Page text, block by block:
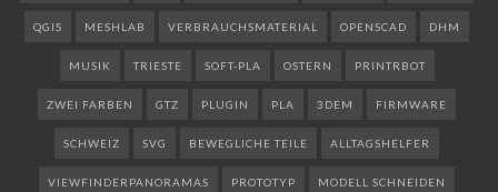
QGIS MESHLAB VERBRAUCHSMATERIAL OPENSCAD DHM
MUSIK TRIESTE SOFT-PLA OSTERN PRINTRBOT
ZWEI FARBEN GTZ PLUGIN PLA 3DEM FIRMWARE
SCHWEIZ SVG BEWEGLICHE TEILE ALLTAGSHELFER
VIEWFINDERPANORAMAS PROTOTYP MODELL SCHNEIDEN